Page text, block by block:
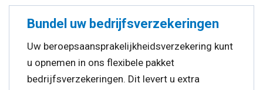
Bundel uw bedrijfsverzekeringen
Uw beroepsaansprakelijkheidsverzekering kunt
u opnemen in ons flexibele pakket
bedrijfsverzekeringen. Dit levert u extra